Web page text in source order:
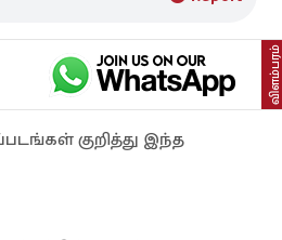
விளம்பரம்
குறித்து இந்த